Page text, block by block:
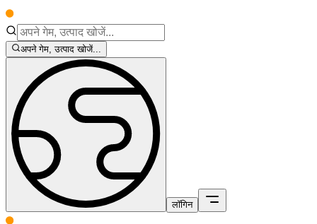
अपने गेम, उत्पाद खोजें...
लॉगिन